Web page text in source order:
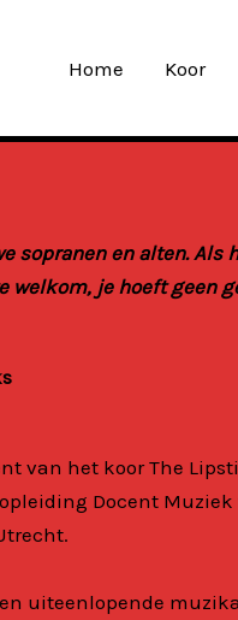
Home Koor
sopranen en alten.
welkom, je hoeft geen
van het koor The
Docent
uiteenlopende